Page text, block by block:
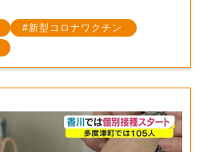
新型コロナワクチン